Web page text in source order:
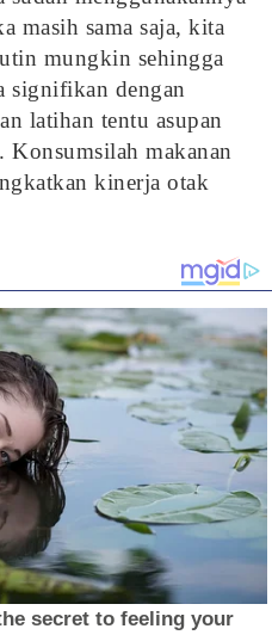
masih sama saja, kita
mungkin sehingga
signifikan dengan
latihan tentu asupan
Konsumsilah makanan
kinerja otak